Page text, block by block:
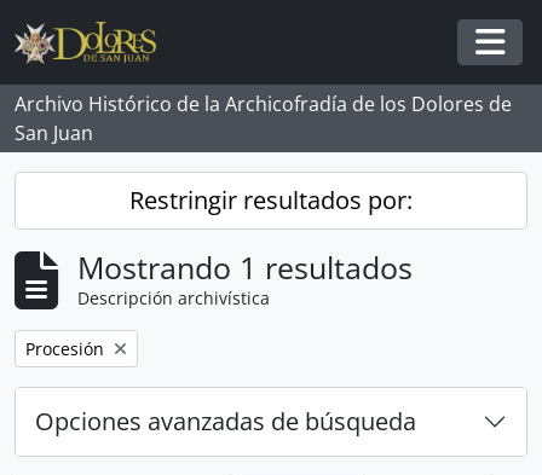
Skip to main content
Archivo Histórico de la Archicofradía de los Dolores de
San Juan
Restringir resultados por:
Mostrando 1 resultados
Descripción archivística
Remove filter:
Procesión
Opciones avanzadas de búsqueda